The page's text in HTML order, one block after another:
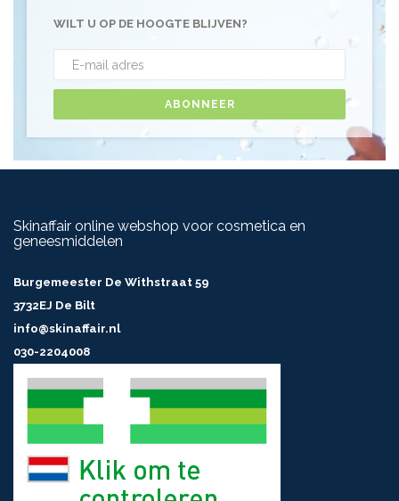
WILT U OP DE HOOGTE BLIJVEN?
ABONNEER
Skinaffair online webshop voor cosmetica en
geneesmiddelen
Burgemeester De Withstraat 59
3732EJ De Bilt
info@skinaffair.nl
030-2204008